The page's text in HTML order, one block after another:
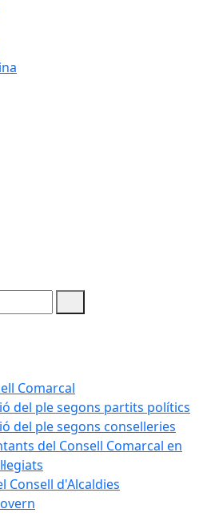
Comarcal
del ple segons partits polítics
del ple segons conselleries
del Consell Comarcal en
Consell d'Alcaldies